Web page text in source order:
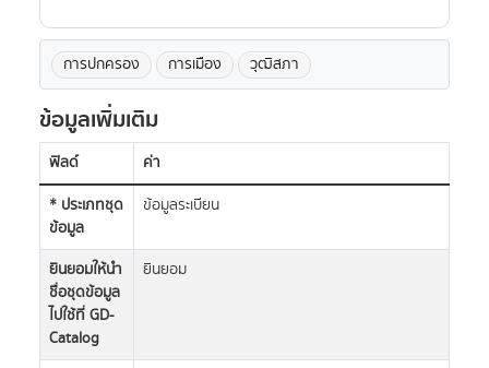
การปกครอง การเมือง วุฒิสภา
ข้อมูลเพิ่มเติม
ฟิลด์
ค่า
* ประเภทชุด
ข้อมูล
ข้อมูลระเบียน
ยินยอมให้นำ
ชื่อชุดข้อมูล
ไปใช้ที่ GD-
Catalog
ยินยอม